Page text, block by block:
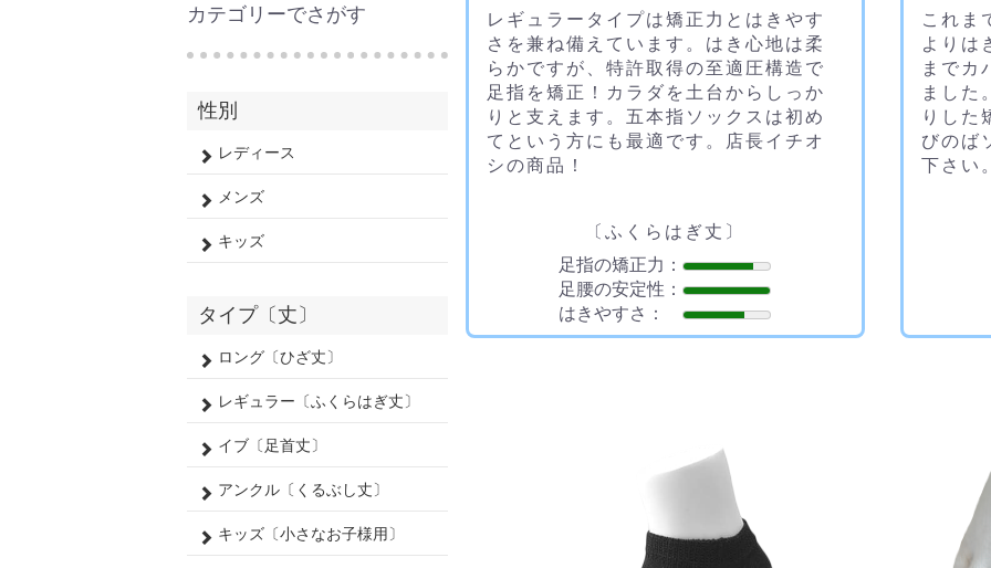
レギュラータイプは矯正力とはきやす
さを兼ね備えています。はき心地は柔
らかですが、特許取得の至適圧構造で
足指を矯正！カラダを土台からしっか
りと支えます。五本指ソックスは初め
てという方にも最適です。店長イチオ
シの商品！
〔ふくらはぎ丈〕
足指の矯正力：
足腰の安定性：
はきやすさ：
これま
よりは
までカ
ました
りした
びのば
下さい
カテゴリーでさがす
性別
レディース
メンズ
キッズ
タイプ〔丈〕
ロング〔ひざ丈〕
レギュラー〔ふくらはぎ丈〕
イブ〔足首丈〕
アンクル〔くるぶし丈〕
キッズ〔小さなお子様用〕